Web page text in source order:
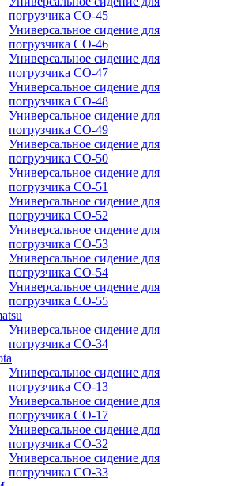
погрузчика CO-45
Универсальное сидение для
погрузчика CO-46
Универсальное сидение для
погрузчика CO-47
Универсальное сидение для
погрузчика CO-48
Универсальное сидение для
погрузчика CO-49
Универсальное сидение для
погрузчика CO-50
Универсальное сидение для
погрузчика CO-51
Универсальное сидение для
погрузчика CO-52
Универсальное сидение для
погрузчика CO-53
Универсальное сидение для
погрузчика CO-54
Универсальное сидение для
погрузчика CO-55
Универсальное сидение для
погрузчика CO-34
Универсальное сидение для
погрузчика CO-13
Универсальное сидение для
погрузчика CO-17
Универсальное сидение для
погрузчика CO-32
Универсальное сидение для
погрузчика CO-33